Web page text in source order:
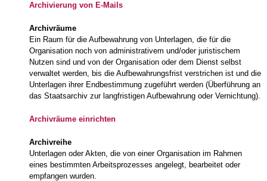
Archivierung von E-Mails
Archivräume
Ein Raum für die Aufbewahrung von Unterlagen, die für die
Organisation noch von administrativem und/oder juristischem
Nutzen sind und von der Organisation oder dem Dienst selbst
verwaltet werden, bis die Aufbewahrungsfrist verstrichen ist und die
Unterlagen ihrer Endbestimmung zugeführt werden (Überführung an
das Staatsarchiv zur langfristigen Aufbewahrung oder Vernichtung).
Archivräume einrichten
Archivreihe
Unterlagen oder Akten, die von einer Organisation im Rahmen
eines bestimmten Arbeitsprozesses angelegt, bearbeitet oder
empfangen wurden.